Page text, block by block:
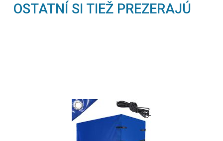
OSTATNÍ SI TIEŽ PREZERAJÚ